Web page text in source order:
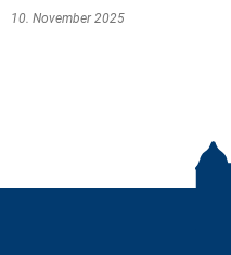
10. November 2025